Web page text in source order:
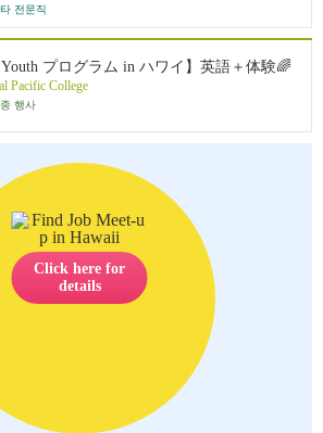
전문직
プログラム in ハワイ】英語＋体験🌈
Pacific College
행사
Click here for
details